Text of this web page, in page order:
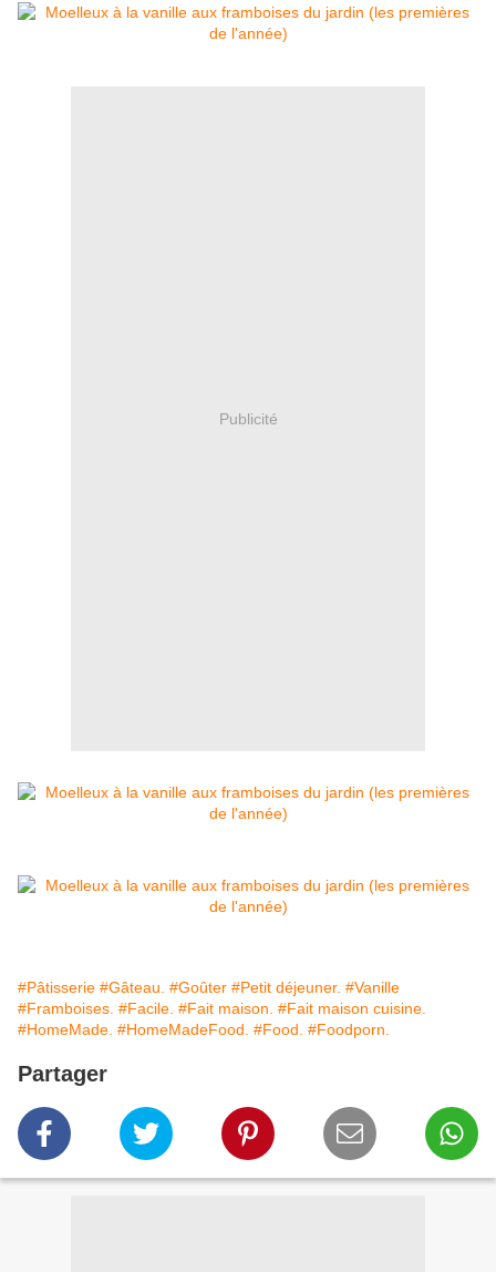
Publicité
#Pâtisserie #Gâteau. #Goûter #Petit déjeuner. #Vanille
#Framboises. #Facile. #Fait maison. #Fait maison cuisine.
#HomeMade. #HomeMadeFood. #Food. #Foodporn.
Partager